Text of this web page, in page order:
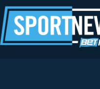
al
contenuto